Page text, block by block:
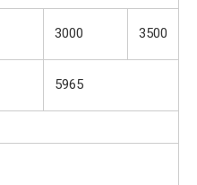
3000 3500
5965